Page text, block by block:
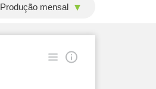
Produção mensal